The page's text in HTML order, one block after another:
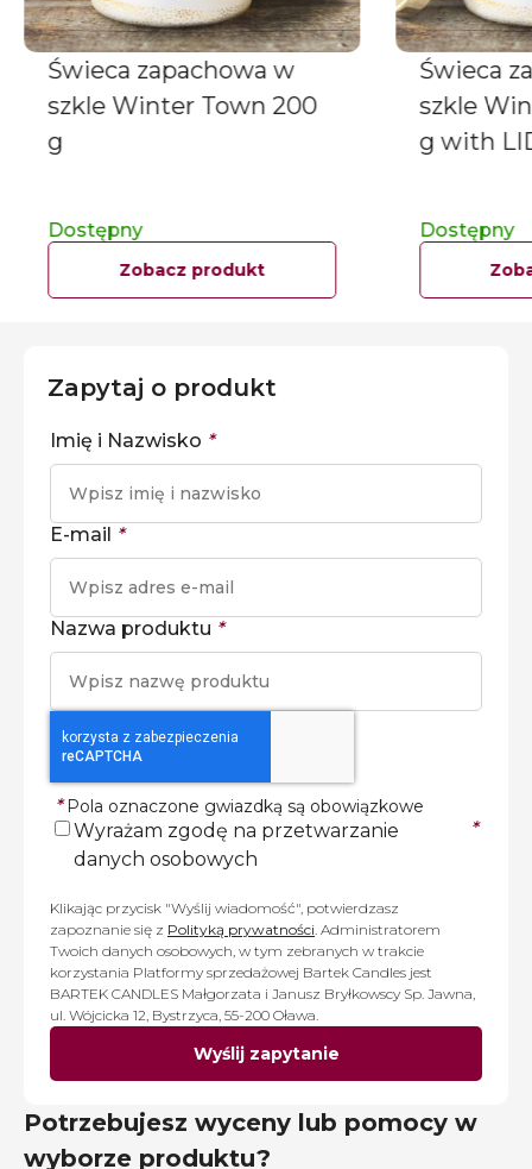
Świeca zapachowa w
szkle Winter Town 200
g
Dostępny
Zobacz produkt
Świeca
szkle
g with
Dostępny
Zapytaj o produkt
Imię i Nazwisko *
E-mail *
Nazwa produktu *
* Pola oznaczone gwiazdką są obowiązkowe
Wyrażam zgodę na przetwarzanie
danych osobowych
*
Klikając przycisk "Wyślij wiadomość", potwierdzasz
zapoznanie się z Polityką prywatności. Administratorem
Twoich danych osobowych, w tym zebranych w trakcie
korzystania Platformy sprzedażowej Bartek Candles jest
BARTEK CANDLES Małgorzata i Janusz Bryłkowscy Sp. Jawna,
ul. Wójcicka 12, Bystrzyca, 55-200 Oława.
Wyślij zapytanie
Potrzebujesz wyceny lub pomocy w
wyborze produktu?